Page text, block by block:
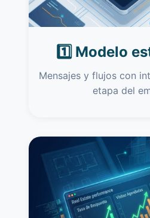
1️⃣ Modelo
Mensajes y flujos con
etapa del